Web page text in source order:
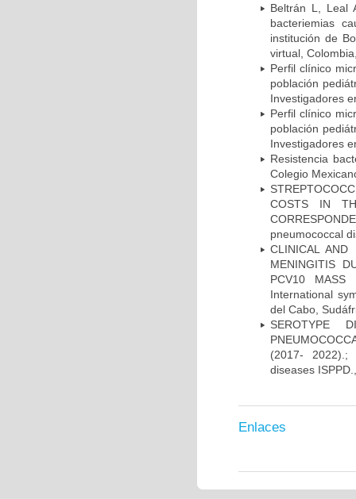
Beltrán L, Leal
bacteriemias
institución de
virtual,
Perfil clínico
población
Investigadores
Perfil clínico
población
Investigadores
Resistencia
Colegio
COSTS IN
pneumococcal
CLINICAL AND
MENINGITIS
PCV10 MASS
International
del Cabo,
SEROTYPE
(2017- 2022).;
diseases
Enlaces